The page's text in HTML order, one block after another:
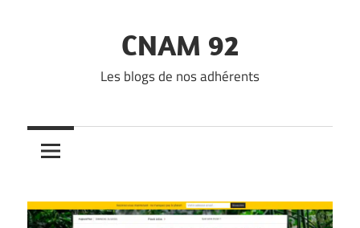
CNAM 92
Les blogs de nos adhérents